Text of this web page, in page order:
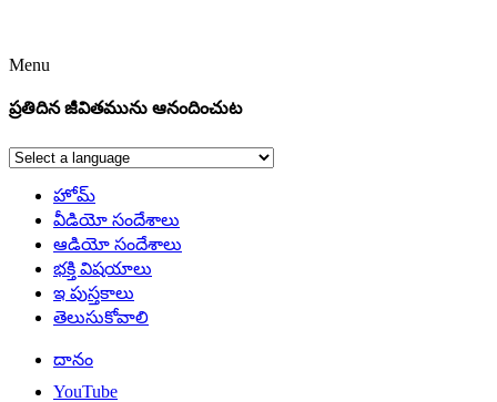
Menu
ప్రతిదిన జీవితమును ఆనందించుట
హోమ్
వీడియో సందేశాలు
ఆడియో సందేశాలు
భక్తి విషయాలు
ఇ పుస్తకాలు
తెలుసుకోవాలి
దానం
YouTube